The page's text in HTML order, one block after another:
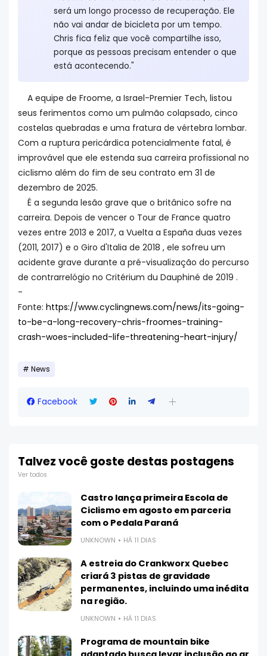
será um longo processo de recuperação. Ele
não vai andar de bicicleta por um tempo.
Chris fica feliz que você compartilhe isso,
porque as pessoas precisam entender o que
está acontecendo."
A equipe de Froome, a Israel-Premier Tech, listou
seus ferimentos como um pulmão colapsado, cinco
costelas quebradas e uma fratura de vértebra lombar.
Com a ruptura pericárdica potencialmente fatal, é
improvável que ele estenda sua carreira profissional no
ciclismo além do fim de seu contrato em 31 de
dezembro de 2025.
É a segunda lesão grave que o britânico sofre na
carreira. Depois de vencer o Tour de France quatro
vezes entre 2013 e 2017, a Vuelta a España duas vezes
(2011, 2017) e o Giro d'Italia de 2018 , ele sofreu um
acidente grave durante a pré-visualização do percurso
de contrarrelógio no Critérium du Dauphiné de 2019 .
-
Fonte: https://www.cyclingnews.com/news/its-going-
to-be-a-long-recovery-chris-froomes-training-
crash-woes-included-life-threatening-heart-injury/
News
Facebook
Talvez você goste destas postagens
Ver todos
Castro lança primeira Escola de
Ciclismo em agosto em parceria
com o Pedala Paraná
UNKNOWN HÁ 11 DIAS
A estreia do Crankworx Quebec
criará 3 pistas de gravidade
permanentes, incluindo uma inédita
na região.
UNKNOWN HÁ 11 DIAS
Programa de mountain bike